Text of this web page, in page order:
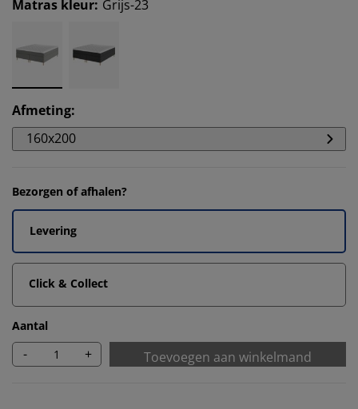
Matras kleur: Grijs-23
Afmeting:
160x200
Bezorgen of afhalen?
Levering
Click & Collect
Aantal
- + Toevoegen aan winkelmand